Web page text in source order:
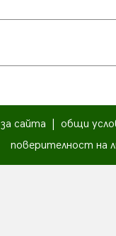
за сайта
общи
поверителност на